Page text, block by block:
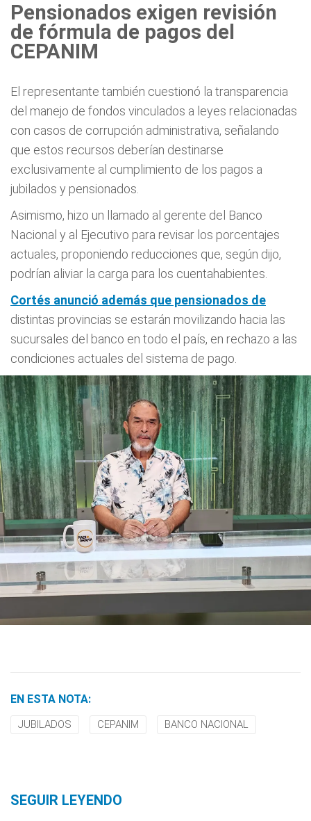
Pensionados exigen revisión
de fórmula de pagos del
CEPANIM
El representante también cuestionó la transparencia
del manejo de fondos vinculados a leyes relacionadas
con casos de corrupción administrativa, señalando
que estos recursos deberían destinarse
exclusivamente al cumplimiento de los pagos a
jubilados y pensionados.
Asimismo, hizo un llamado al gerente del Banco
Nacional y al Ejecutivo para revisar los porcentajes
actuales, proponiendo reducciones que, según dijo,
podrían aliviar la carga para los cuentahabientes.
Cortés anunció además que pensionados de
distintas provincias se estarán movilizando hacia las
sucursales del banco en todo el país, en rechazo a las
condiciones actuales del sistema de pago.
EN ESTA NOTA:
JUBILADOS CEPANIM BANCO NACIONAL
SEGUIR LEYENDO